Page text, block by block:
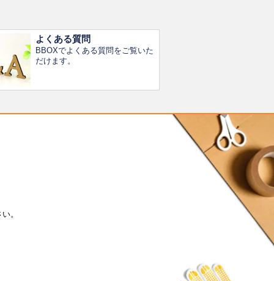
よくある質問
BBOXでよくある質問をご覧いた
だけます。
。